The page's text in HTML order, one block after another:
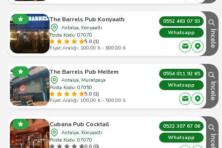
The Barrels Pub Konyaaltı
Antalya, Konyaaltı
Posta Kodu: 07070
5.0 (1)
Fiyat Aralığı: 100,00 ₺ - 600,00 ₺
0552 463 07 93
Whatsapp
İncele
The Barrels Pub Meltem
Antalya, Muratpaşa
Posta Kodu: 07050
5.0 (1)
Fiyat Aralığı: 100,00 ₺ - 500,00 ₺
0554 011 92 65
Whatsapp
İncele
Cubana Pub Cocktail
Antalya, Konyaaltı
Posta Kodu: 07070
0532 307 67 06
Whatsapp
İncele